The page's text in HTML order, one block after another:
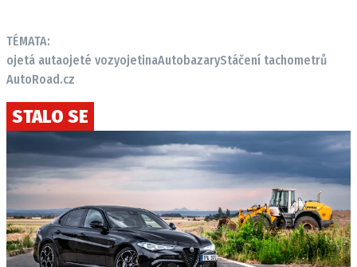
TÉMATA:
ojetá autaojeté vozyojetinaAutobazaryStáčení tachometrů
AutoRoad.cz
STALO SE